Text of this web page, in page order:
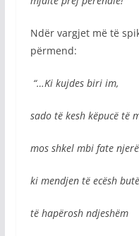
Ndër vargjet më të
përmend:
“…Ki kujdes biri im,
sado tё kesh kёpucё tё
mos shkel mbi fate
ki mendjen tё ecёsh butё
tё hapёrosh ndjeshёm